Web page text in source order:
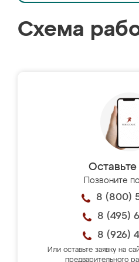
Схема
Оставьте
Позвоните
8 (800)
8 (495)
8 (926)
Или оставьте заявку на
предварительного